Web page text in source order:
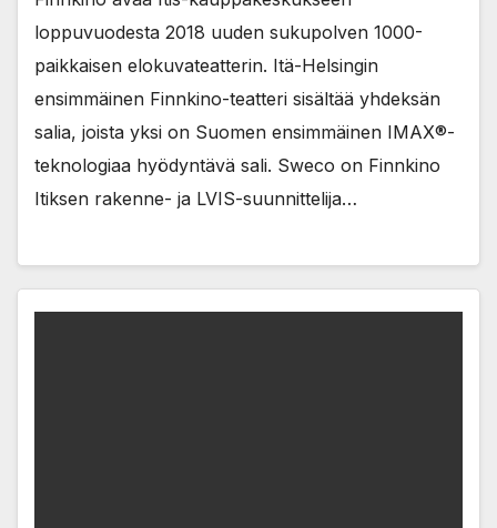
loppuvuodesta 2018 uuden sukupolven 1000-
paikkaisen elokuvateatterin. Itä-Helsingin
ensimmäinen Finnkino-teatteri sisältää yhdeksän
salia, joista yksi on Suomen ensimmäinen IMAX®-
teknologiaa hyödyntävä sali. Sweco on Finnkino
Itiksen rakenne- ja LVIS-suunnittelija…